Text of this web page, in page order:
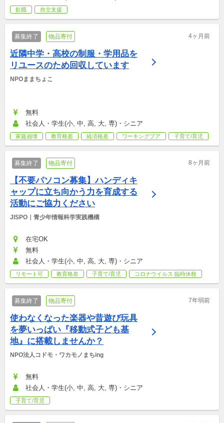
飢餓 自立支援
募集終了 物品寄付 4ヶ月前
近隣中学・高校の制服・学用品を
リユースのため回収しています
NPOままちょこ
無料
社会人・学生(小, 中, 高, 大, 専)・シニア
家庭崩壊 教育格差 経済格差 ワーキングプア 子育て/育児
募集終了 物品寄付 8ヶ月前
【不要パソコン募集】ハンディキ
ャップに立ち向かう力を育成する
活動にご協力ください
JISPO｜青少年情報科学実践機構
在宅OK
無料
社会人・学生(小, 中, 高, 大, 専)・シニア
リモート可 教育格差 子育て/育児 コロナウイルス 臨時休校
募集終了 物品寄付 7年弱前
使わなくなった楽器や昔遊び玩具
を夢いっぱい『移動式子ども基
地』に搭載しませんか？
NPO法人コドモ・ワカモノまちing
無料
社会人・学生(小, 中, 高, 大, 専)・シニア
子育て/育児